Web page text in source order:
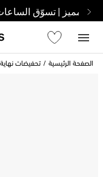
مميز | تسوّق
الصفحة الرئيسية تحفيضات